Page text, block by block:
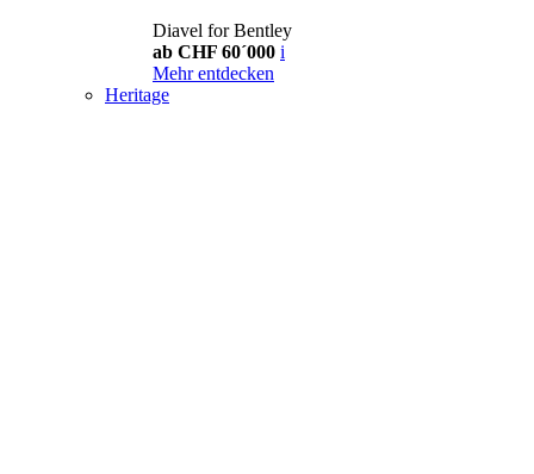
Diavel for Bentley
ab CHF 60´000 i
Mehr entdecken
Heritage